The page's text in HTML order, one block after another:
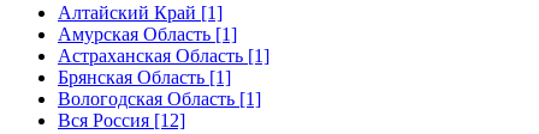
Алтайский Край [1]
Амурская Область [1]
Астраханская Область [1]
Брянская Область [1]
Вологодская Область [1]
Вся Россия [12]